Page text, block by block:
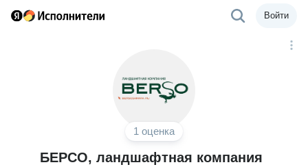
Войти
1 оценка
БЕРСО, ландшафтная компания